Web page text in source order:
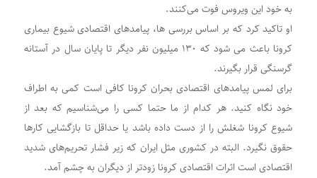
به خود این ویروس فوت می‌کنند.
او تاکید کرد که بر اساس بررسی ها، پیامدهای اقتصادی شیوع بیماری
کرونا باعث می شود که ۱۳۰ میلیون نفر دیگر تا پایان سال در آستانه
گرسنگی قرار بگیرند.
برای لمس پیامدهای اقتصادی بحران کرونا کافی است کمی به اطراف
خود نگاه کنید. هر کدام از ما حتما کسی را می‌شناسیم که بعد از
شیوع کرونا شغلش را از دست داده باشد یا حداقل تا بازگشایی کارها
حقوق نگیرد. البته در کشوری مثل ایران که زیر فشار تحریم‌های شدید
اقتصادی است اثرات اقتصادی کرونا زودتر از دیگران به چشم آمد.